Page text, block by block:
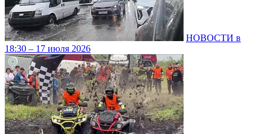
НОВОСТИ в
18:30 – 17 июля 2026